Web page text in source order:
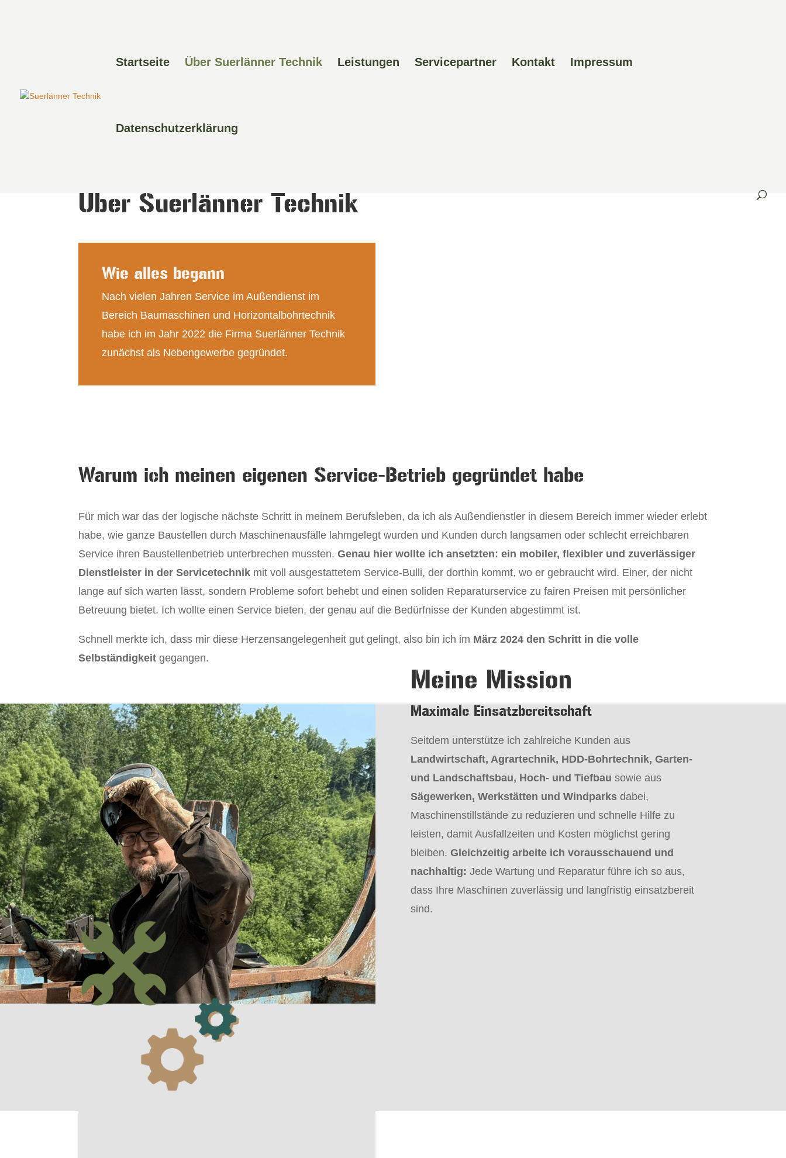
Startseite Über Suerlänner Technik Leistungen Servicepartner Kontakt Impressum
Datenschutzerklärung
Über Suerlänner Technik
Wie alles begann
Nach vielen Jahren Service im Außendienst im
Bereich Baumaschinen und Horizontalbohrtechnik
habe ich im Jahr 2022 die Firma Suerlänner Technik
zunächst als Nebengewerbe gegründet.
Warum ich meinen eigenen Service-Betrieb gegründet habe
Für mich war das der logische nächste Schritt in meinem Berufsleben, da ich als Außendienstler in diesem Bereich immer wieder erlebt
habe, wie ganze Baustellen durch Maschinenausfälle lahmgelegt wurden und Kunden durch langsamen oder schlecht erreichbaren
Service ihren Baustellenbetrieb unterbrechen mussten.Genau hier wollte ich ansetzten: ein mobiler, flexibler und zuverlässiger
Dienstleister in der Servicetechnik mit voll ausgestattetem Service-Bulli, der dorthin kommt, wo er gebraucht wird. Einer, der nicht
lange auf sich warten lässt, sondern Probleme sofort behebt und einen soliden Reparaturservice zu fairen Preisen mit persönlicher
Betreuung bietet. Ich wollte einen Service bieten, der genau auf die Bedürfnisse der Kunden abgestimmt ist.
Schnell merkte ich, dass mir diese Herzensangelegenheit gut gelingt, also bin ich im März 2024 den Schritt in die volle
Selbständigkeit gegangen.
Meine Mission
Maximale Einsatzbereitschaft
Seitdem unterstütze ich zahlreiche Kunden aus
Landwirtschaft, Agrartechnik, HDD-Bohrtechnik, Garten-
und Landschaftsbau, Hoch- und Tiefbau sowie aus
Sägewerken, Werkstätten und Windparksdabei,
Maschinenstillstände zu reduzieren und schnelle Hilfe zu
leisten, damit Ausfallzeiten und Kosten möglichst gering
bleiben. Gleichzeitig arbeite ich vorausschauend und
nachhaltig: Jede Wartung und Reparatur führe ich so aus,
dass Ihre Maschinen zuverlässig und langfristig einsatzbereit
sind.